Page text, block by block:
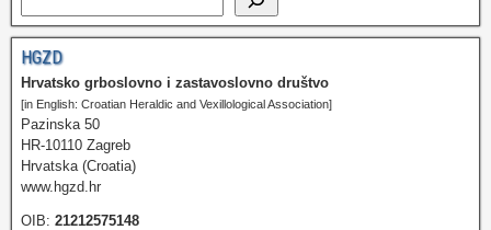
HGZD
Hrvatsko grboslovno i zastavoslovno društvo
[in English: Croatian Heraldic and Vexillological Association]
Pazinska 50
HR-10110 Zagreb
Hrvatska (Croatia)
www.hgzd.hr
OIB: 21212575148